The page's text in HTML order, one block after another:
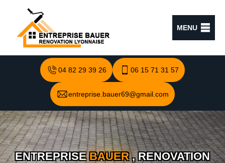
MENU
04 82 29 39 26 06 15 71 31 57
entreprise.bauer69@gmail.com
ENTREPRISEBAUER, RENOVATION